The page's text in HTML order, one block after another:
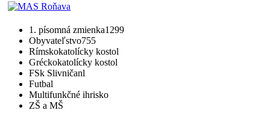
1. písomná zmienka1299
Obyvateľstvo755
Rímskokatolícky kostol
Gréckokatolícky kostol
FSk Slivničanl
Futbal
Multifunkčné ihrisko
ZŠ a MŠ